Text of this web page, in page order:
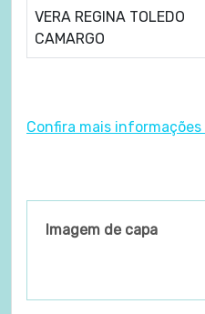
VERA REGINA TOLEDO
CAMARGO
Confira mais informações
Imagem de capa